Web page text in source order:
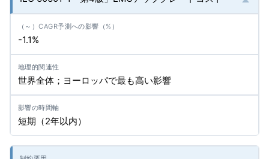
-1.1%
世界全体；ヨーロッパで最も高い影響
短期（2年以内）